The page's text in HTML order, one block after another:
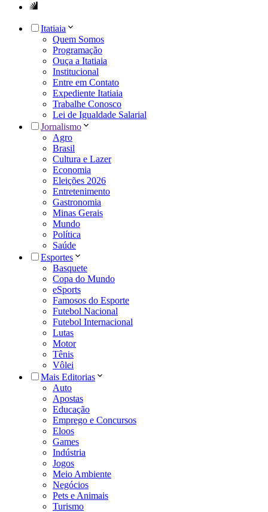
Itatiaia
Quem Somos
Programação
Ouça a Itatiaia
Institucional
Entre em Contato
Expediente Itatiaia
Trabalhe Conosco
Lei de Igualdade Salarial
Jornalismo
Agro
Brasil
Cultura e Lazer
Economia
Eleições 2026
Entretenimento
Gastronomia
Minas Gerais
Mundo
Política
Saúde
Esportes
Basquete
Copa do Mundo
eSports
Famosos do Esporte
Futebol Nacional
Futebol Internacional
Lutas
Motor
Tênis
Vôlei
Mais Editorias
Auto
Apostas
Educação
Emprego e Concursos
Eloos
Games
Indústria
Jogos
Meio Ambiente
Negócios
Pets e Animais
Turismo